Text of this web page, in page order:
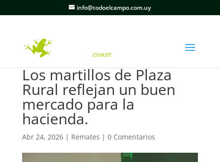
info@todoelcampo.com.uy
Los martillos de Plaza
Rural reflejan un buen
mercado para la
hacienda.
Abr 24, 2026| Remates | 0 Comentarios